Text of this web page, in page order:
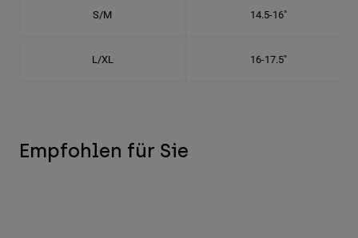
S/M 14.5-16"
L/XL 16-17.5"
Empfohlen für Sie